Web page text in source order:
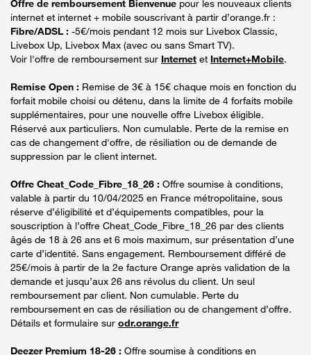
Offre de remboursement Bienvenue pour les nouveaux clients
internet et internet + mobile souscrivant à partir d’orange.fr :
Fibre/ADSL : -5€/mois pendant 12 mois sur Livebox Classic,
Livebox Up, Livebox Max (avec ou sans Smart TV).
Voir l'offre de remboursement sur Internet et Internet+Mobile.
Remise Open : Remise de 3€ à 15€ chaque mois en fonction du
forfait mobile choisi ou détenu, dans la limite de 4 forfaits mobile
supplémentaires, pour une nouvelle offre Livebox éligible.
Réservé aux particuliers. Non cumulable. Perte de la remise en
cas de changement d'offre, de résiliation ou de demande de
suppression par le client internet.
Offre Cheat_Code_Fibre_18_26 : Offre soumise à conditions,
valable à partir du 10/04/2025 en France métropolitaine, sous
réserve d’éligibilité et d’équipements compatibles, pour la
souscription à l’offre Cheat_Code_Fibre_18_26 par des clients
âgés de 18 à 26 ans et 6 mois maximum, sur présentation d’une
carte d’identité. Sans engagement. Remboursement différé de
25€/mois à partir de la 2e facture Orange après validation de la
demande et jusqu’aux 26 ans révolus du client. Un seul
remboursement par client. Non cumulable. Perte du
remboursement en cas de résiliation ou de changement d’offre.
Détails et formulaire sur odr.orange.fr
Deezer Premium 18-26 : Offre soumise à conditions en